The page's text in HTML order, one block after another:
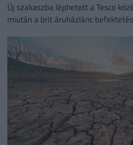
Új szakaszba léphetett a Tesco
miután a brit áruházlánc